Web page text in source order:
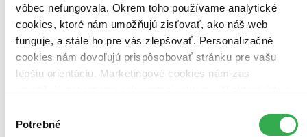
vôbec nefungovala. Okrem toho používame analytické
cookies, ktoré nám umožňujú zisťovať, ako náš web
funguje, a stále ho pre vás zlepšovať. Personalizačné
cookies nám dovoľujú prispôsobovať stránku pre vašu
lepšiu orientáciu. Marketingové cookies nám zas
keby sme mohli používať všetky tieto cookies. Ďakujeme!
súhlasu
Potrebné
Použité filtre
Zrušiť filtre
dostupnéPrekladateľ Andrea Cániková